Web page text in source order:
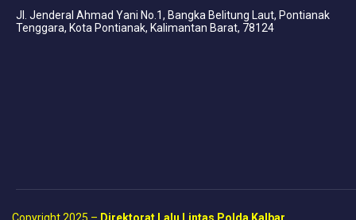
Jl. Jenderal Ahmad Yani No.1, Bangka Belitung Laut, Pontianak
Tenggara, Kota Pontianak, Kalimantan Barat, 78124
Copyright 2025 – Direktorat Lalu Lintas Polda Kalbar